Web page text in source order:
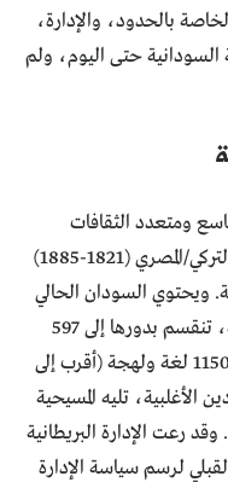
بالحدود، والإدارة،
حتى اليوم، ولم
ومتعدد الثقافات
والأعراق. سؤال واجه الحكام منذ العهد التركي/المصري (1821-1885)
ويحتوي السودان الحالي
على 56 جماعة ذات أصول عرقية مختلفة، تنقسم بدورها إلى 597
مجموعة إثنية وقبلية، وتتحدث أكثر من 1150 لغة ولهجة (أقرب إلى
الأغلبية، تليه المسيحية
وقد رعت الإدارة البريطانية
لرسم سياسة الإدارة